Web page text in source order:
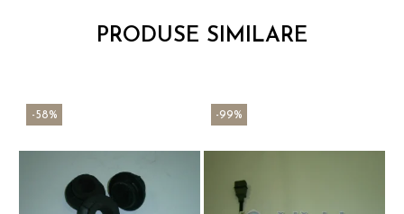
PRODUSE SIMILARE
-58% -99%